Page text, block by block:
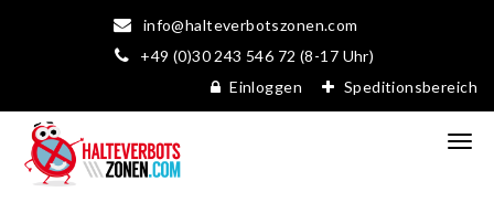
info@halteverbotszonen.com
+49 (0)30 243 546 72 (8-17 Uhr)
Einloggen
Speditionsbereich